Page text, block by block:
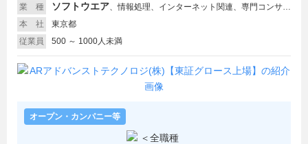
業 種 ソフトウエア、情報処理、インターネット関連、専門コンサルティング、コンサルティングファーム
本 社
東京都
従業員
500 ～ 1000人未満
オープン・カンパニー等